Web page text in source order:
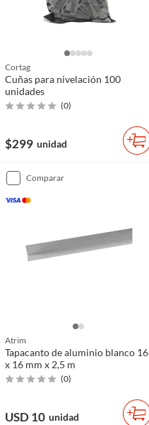
Cortag
Cuñas para nivelación 100
unidades
(0)
$299 unidad
comparar
Atrim
Tapacanto de aluminio blanco 16
x 16 mm x 2,5 m
(0)
USD 10 unidad